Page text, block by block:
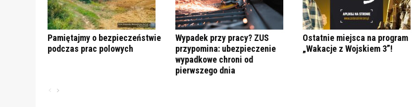
Pamiętajmy o bezpieczeństwie
podczas prac polowych
Wypadek przy pracy? ZUS
przypomina: ubezpieczenie
wypadkowe chroni od
pierwszego dnia
Ostatnie miejsca na program
„Wakacje z Wojskiem 3”!